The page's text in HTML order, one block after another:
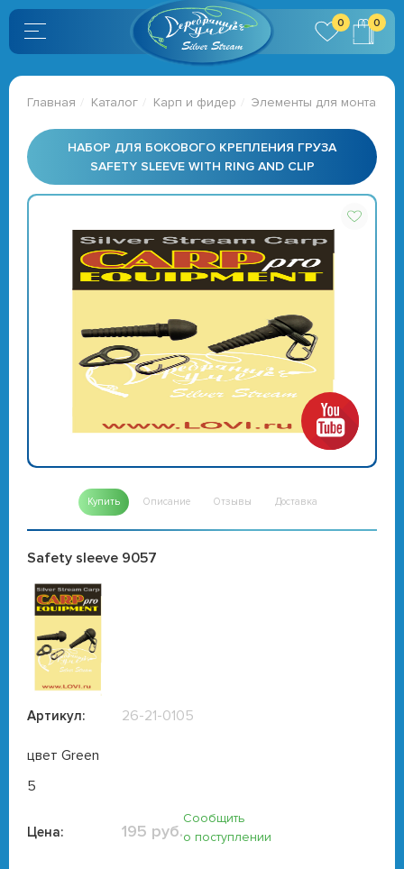
0
0
Главная Каталог Карп и фидер Элементы для монтажей
НАБОР ДЛЯ БОКОВОГО КРЕПЛЕНИЯ ГРУЗА
SAFETY SLEEVE WITH RING AND CLIP
Купить Описание Отзывы Доставка
Safety sleeve 9057
Артикул: 26-21-0105
цвет Green
5
Цена: 195 руб.
Сообщить
о поступлении